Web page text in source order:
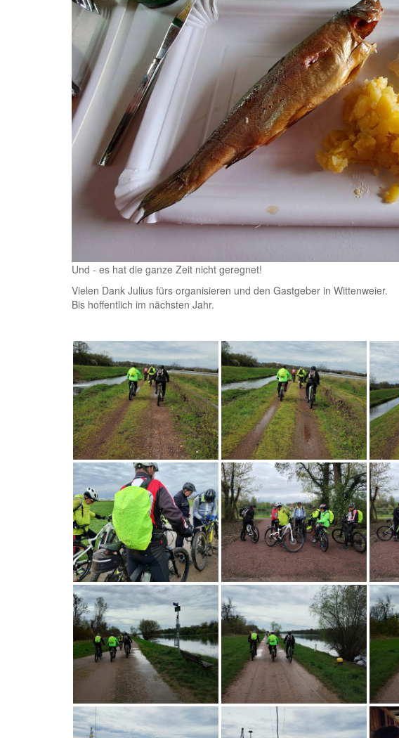
Und - es hat die ganze Zeit nicht geregnet!
Vielen Dank Julius fürs organisieren und den Gastgeber in Wittenweier.
Bis hoffentlich im nächsten Jahr.